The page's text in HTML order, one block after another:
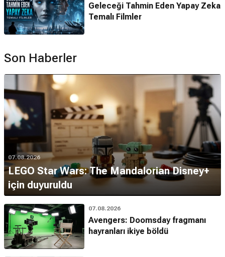
Geleceği Tahmin Eden Yapay Zeka
Temalı Filmler
Son Haberler
07.08.2026
LEGO Star Wars: The Mandalorian Disney+
için duyuruldu
07.08.2026
Avengers: Doomsday fragmanı
hayranları ikiye böldü